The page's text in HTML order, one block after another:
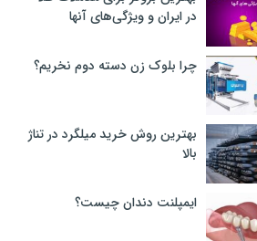
در ایران و ویژگی‌های آنها
چرا بلوک زن دسته دوم نخریم؟
بهترین روش خرید میلگرد در تناژ
بالا
ایمپلنت دندان چیست؟